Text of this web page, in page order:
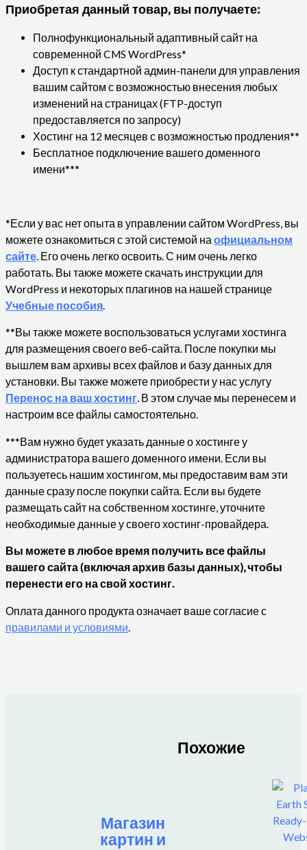
Приобретая данный товар, вы получаете:
Полнофункциональный адаптивный сайт на
современной CMS WordPress*
Доступ к стандартной админ-панели для управления
вашим сайтом с возможностью внесения любых
изменений на страницах (FTP-доступ
предоставляется по запросу)
Хостинг на 12 месяцев с возможностью продления**
Бесплатное подключение вашего доменного
имени***
*Если у вас нет опыта в управлении сайтом WordPress, вы
можете ознакомиться с этой системой на официальном
сайте. Его очень легко освоить. С ним очень легко
работать. Вы также можете скачать инструкции для
WordPress и некоторых плагинов на нашей странице
Учебные пособия.
**Вы также можете воспользоваться услугами хостинга
для размещения своего веб-сайта. После покупки мы
вышлем вам архивы всех файлов и базу данных для
установки. Вы также можете приобрести у нас услугу
Перенос на ваш хостинг. В этом случае мы перенесем и
настроим все файлы самостоятельно.
***Вам нужно будет указать данные о хостинге у
администратора вашего доменного имени. Если вы
пользуетесь нашим хостингом, мы предоставим вам эти
данные сразу после покупки сайта. Если вы будете
размещать сайт на собственном хостинге, уточните
необходимые данные у своего хостинг-провайдера.
Вы можете в любое время получить все файлы
вашего сайта (включая архив базы данных), чтобы
перенести его на свой хостинг.
Оплата данного продукта означает ваше согласие с
правилами и условиями.
Похожие
Магазин
картин и